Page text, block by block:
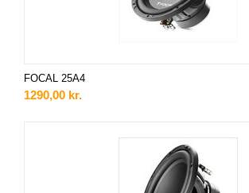
FOCAL 25A4
1290,00 kr.